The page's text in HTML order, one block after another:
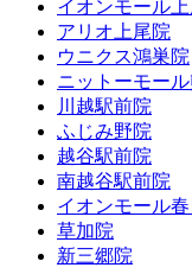
イオンモール
アリオ上尾院
ウニクス鴻巣院
ニットーモー
川越駅前院
ふじみ野院
越谷駅前院
南越谷駅前院
イオンモール
草加院
新三郷院